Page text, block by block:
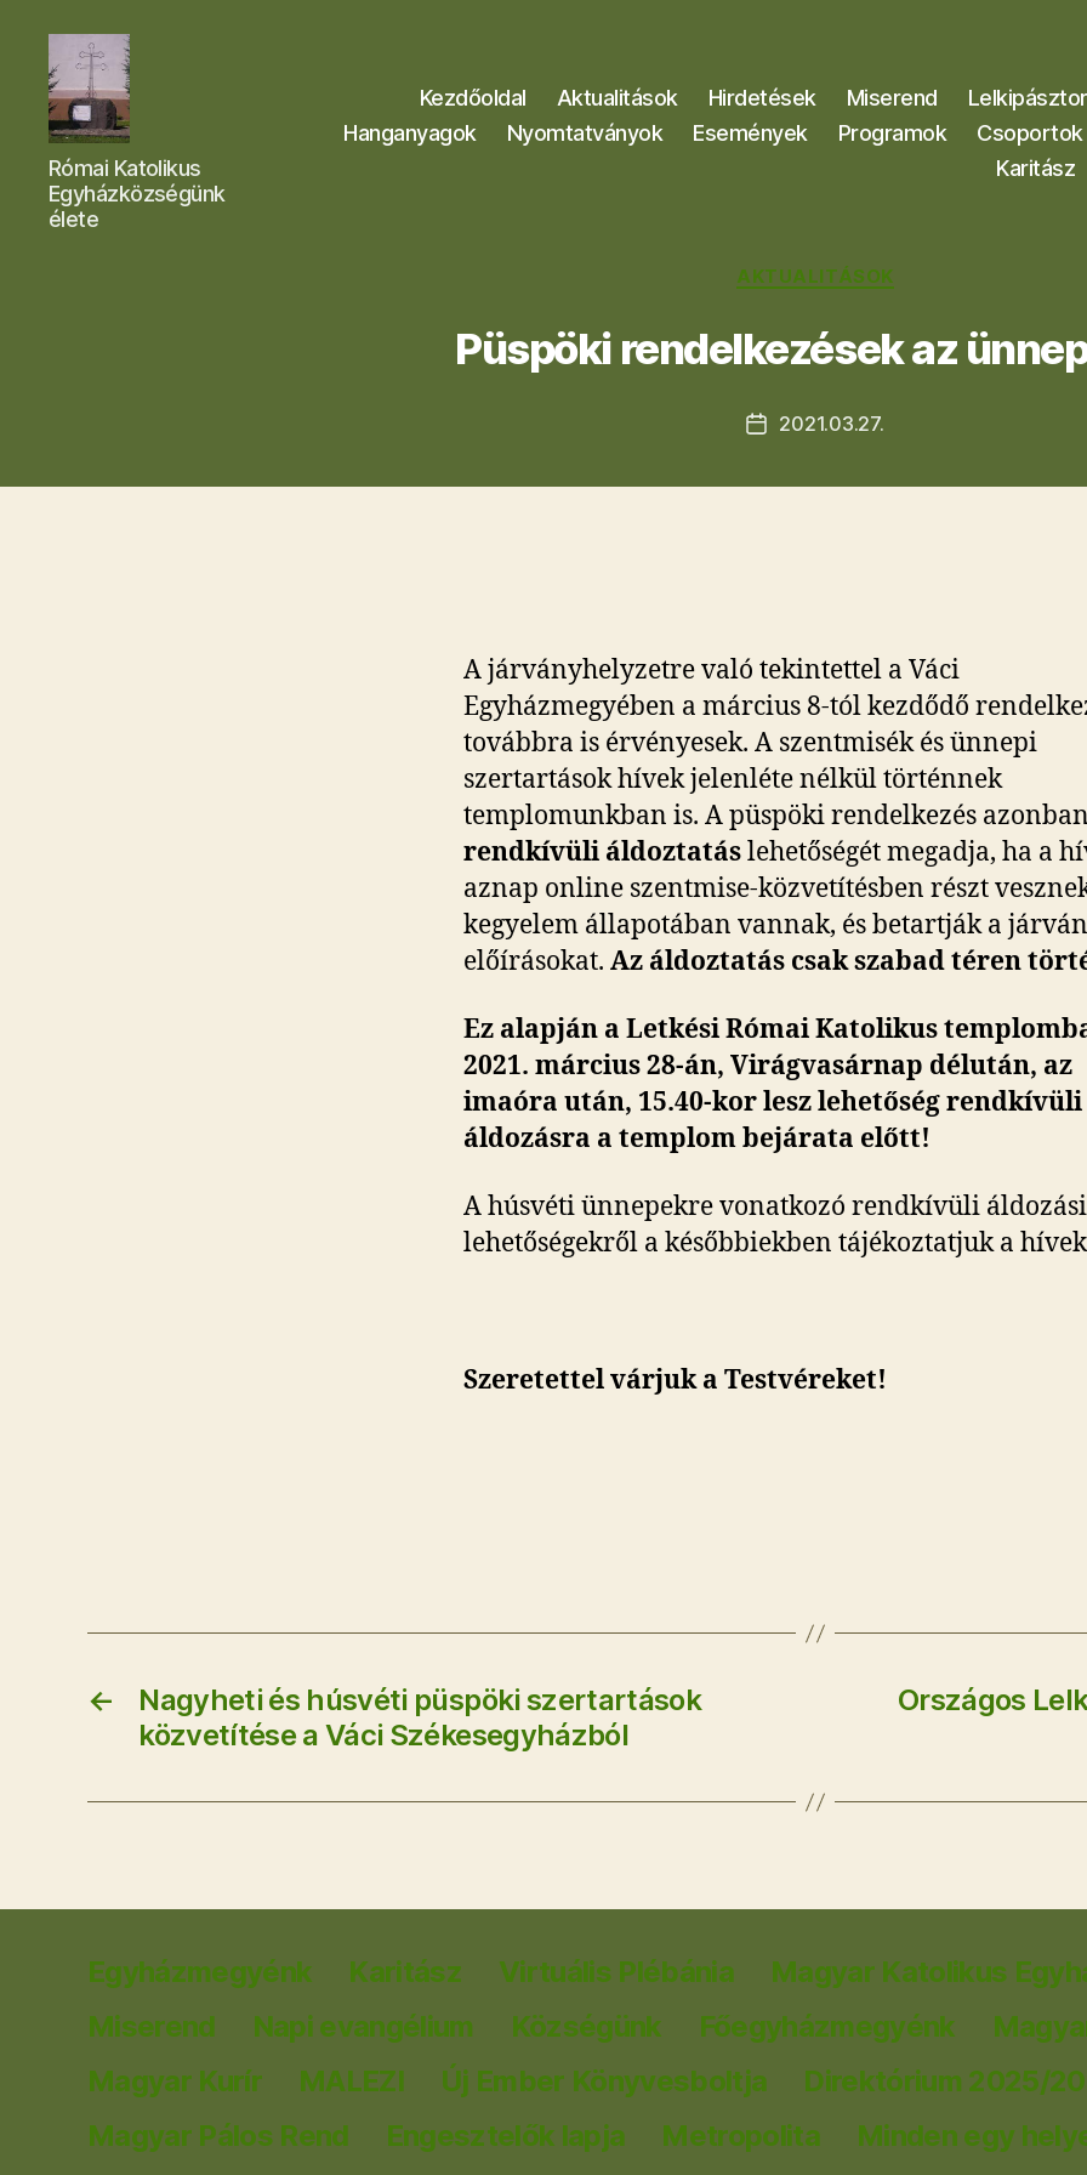
Letkési
Egyházközség
Római Katolikus
Egyházközségünk
élete
Kezdőoldal Aktualitások Hirdetések Miserend
Hanganyagok
Nyomtatványok Események Programok
Csoportok
Karitász
Kategóriák
AKTUALITÁSOK
Püspöki rendelkezések az
Bejegyzés
2021.03.27.
A járványhelyzetre való tekintettel a Váci
Egyházmegyében a március 8-tól kezdődő
továbbra is érvényesek. A szentmisék és ünnepi
szertartások hívek jelenléte nélkül történnek
templomunkban is. A püspöki rendelkezés
rendkívüli áldoztatáslehetőségét megadja, ha a
aznap online szentmise-közvetítésben részt
kegyelem állapotában vannak, és betartják a
előírásokat. Az áldoztatás csak szabad téren
Ez alapján a Letkési Római Katolikus
2021. március 28-án, Virágvasárnap délután, az
imaóra után, 15.40-kor lesz lehetőség rendkívüli
áldozásra a templom bejárata előtt!
A húsvéti ünnepekre vonatkozó rendkívüli áldozási
lehetőségekről a későbbiekben tájékoztatjuk a
Szeretettel várjuk a Testvéreket!
←
Nagyheti és húsvéti püspöki szertartások
közvetítése a Váci Székesegyházból
Országos
Egyházmegyénk Karitász Virtuális Plébánia
Magyar Katolikus
Miserend
Napi evangélium Községünk Főegyházmegyénk
Magyar Kurír
MALEZI Új Ember Könyvesboltja
Direktórium 2025/
Magyar Pálos Rend
Engesztelők lapja Metropolita Minden egy